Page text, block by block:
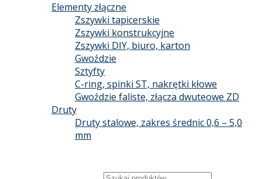
Elementy złączne
Zszywki tapicerskie
Zszywki konstrukcyjne
Zszywki DIY, biuro, karton
Gwoździe
Sztyfty
C-ring, spinki ST, nakrętki kłowe
Gwoździe faliste, złącza dwuteowe ZD
Druty
Druty stalowe, zakres średnic 0,6 – 5,0
mm